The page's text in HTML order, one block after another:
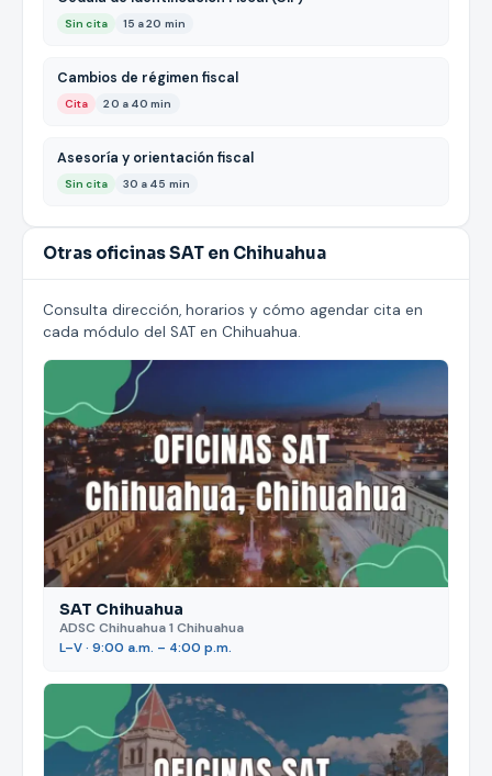
Sin cita 15 a 20 min
Cambios de régimen fiscal
Cita 20 a 40 min
Asesoría y orientación fiscal
Sin cita 30 a 45 min
Otras oficinas SAT en Chihuahua
Consulta dirección, horarios y cómo agendar cita en
cada módulo del SAT en Chihuahua.
SAT Chihuahua
ADSC Chihuahua 1 Chihuahua
L–V · 9:00 a.m. – 4:00 p.m.